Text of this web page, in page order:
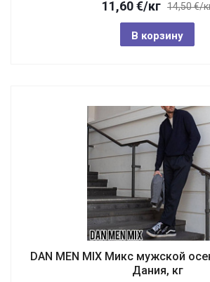
11,60€/кг 14,50 €/
В корзину
DAN MEN MIX Микс мужской
Дания, кг